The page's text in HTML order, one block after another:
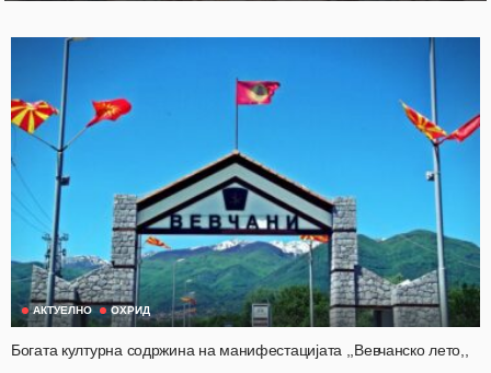
АКТУЕЛНО ОХРИД
Богата културна содржина на манифестацијата ,,Вевчанско лето,,